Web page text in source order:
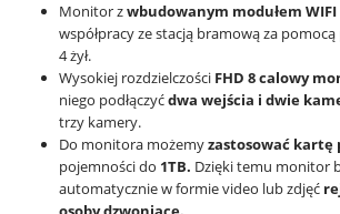
Monitor zwbudowanym modułem WIFI
współpracy ze stacją bramową za
4 żył.
Wysokiej rozdzielczości FHD 8 calowy
niego podłączyćdwa wejścia i dwie
trzy kamery.
Do monitora możemyzastosować kartę
pojemności do 1TB. Dzięki temu monitor
automatycznie w formie video lub zdjęć